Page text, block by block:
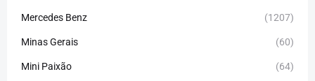
Mercedes Benz (1207)
Minas Gerais (60)
Mini Paixão (64)